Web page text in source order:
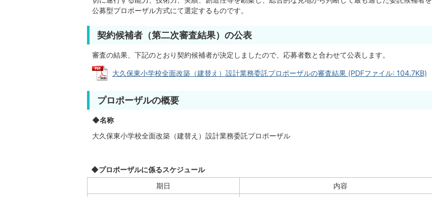
公募型プロポーザル方式にて選定するものです。
契約候補者（第二次審査結果）の公表
審査の結果、下記のとおり契約候補者が決定しましたので、応募者数と合わせて公表します。
大久保東小学校全面改築（建替え）設計業務委託プロポーザルの審査結果 (PDFファイル: 104.7KB)
プロポーザルの概要
◆名称
大久保東小学校全面改築（建替え）設計業務委託プロポーザル
◆プロポーザルに係るスケジュール
期日
内容